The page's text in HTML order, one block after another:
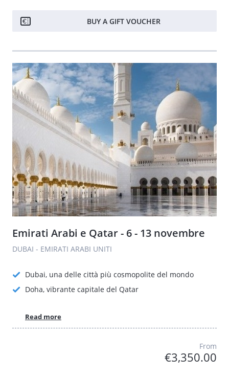
BUY A GIFT VOUCHER
Emirati Arabi e Qatar - 6 - 13 novembre
DUBAI - EMIRATI ARABI UNITI
Dubai, una delle città più cosmopolite del mondo
Doha, vibrante capitale del Qatar
Read more
From
€3,350.00